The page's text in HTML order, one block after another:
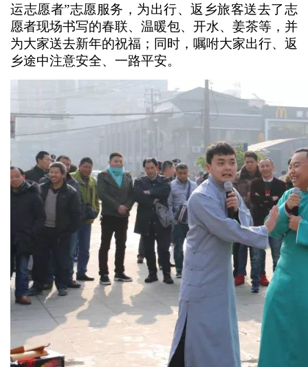
运志愿者”志愿服务，为出行、返乡旅客送去了志
愿者现场书写的春联、温暖包、开水、姜茶等，并
为大家送去新年的祝福；同时，嘱咐大家出行、返
乡途中注意安全、一路平安。